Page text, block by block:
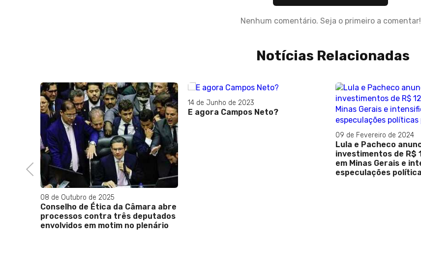
Nenhum comentário. Seja o primeiro a comentar!
Notícias Relacionadas
Previous
14 de Junho de 2023
E agora Campos Neto?